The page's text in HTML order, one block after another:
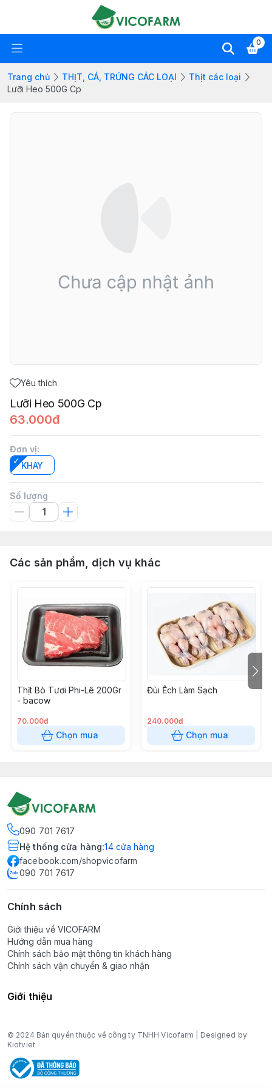
0
Trang chủ THỊT, CÁ, TRỨNG CÁC LOẠI
Thịt các loại
Lưỡi Heo 500G Cp
Yêu thích
Lưỡi Heo 500G Cp
63.000đ
Đơn vị:
KHAY
Số lượng
Các sản phẩm, dịch vụ khác
Thịt Bò Tươi Phi-Lê 200Gr
- bacow
70.000đ
Chọn mua
Đùi Ếch Làm Sạch
240.000đ
Chọn mua
090 701 7617
Hệ thống cửa hàng:14 cửa hàng
facebook.com/shopvicofarm
090 701 7617
Chính sách
Giới thiệu về VICOFARM
Hướng dẫn mua hàng
Chính sách bảo mật thông tin khách hàng
Chính sách vận chuyển & giao nhận
Giới thiệu
© 2024 Bản quyền thuộc về công ty TNHH Vicofarm | Designed by
Kiotviet